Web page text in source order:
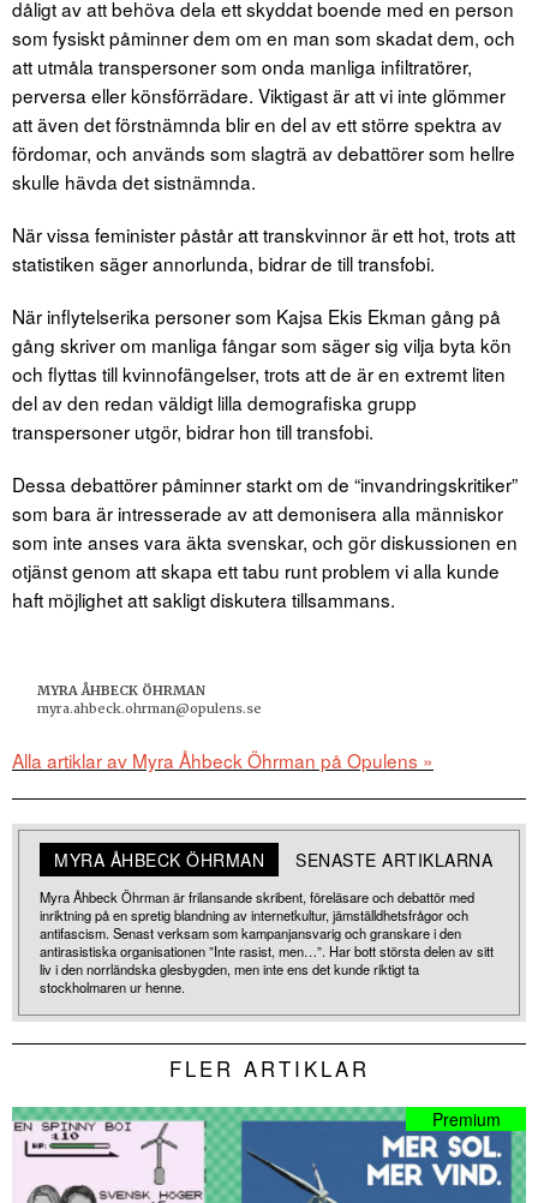
dåligt av att behöva dela ett skyddat boende med en person
som fysiskt påminner dem om en man som skadat dem, och
att utmåla transpersoner som onda manliga infiltratörer,
perversa eller könsförrädare. Viktigast är att vi inte glömmer
att även det förstnämnda blir en del av ett större spektra av
fördomar, och används som slagträ av debattörer som hellre
skulle hävda det sistnämnda.
När vissa feminister påstår att transkvinnor är ett hot, trots att
statistiken säger annorlunda, bidrar de till transfobi.
När inflytelserika personer som Kajsa Ekis Ekman gång på
gång skriver om manliga fångar som säger sig vilja byta kön
och flyttas till kvinnofängelser, trots att de är en extremt liten
del av den redan väldigt lilla demografiska grupp
transpersoner utgör, bidrar hon till transfobi.
Dessa debattörer påminner starkt om de “invandringskritiker”
som bara är intresserade av att demonisera alla människor
som inte anses vara äkta svenskar, och gör diskussionen en
otjänst genom att skapa ett tabu runt problem vi alla kunde
haft möjlighet att sakligt diskutera tillsammans.
MYRA ÅHBECK ÖHRMAN
myra.ahbeck.ohrman@opulens.se
Alla artiklar av Myra Åhbeck Öhrman på Opulens »
MYRA ÅHBECK ÖHRMAN SENASTE ARTIKLARNA
Myra Åhbeck Öhrman är frilansande skribent, föreläsare och debattör med
inriktning på en spretig blandning av internetkultur, jämställdhetsfrågor och
antifascism. Senast verksam som kampanjansvarig och granskare i den
antirasistiska organisationen ”Inte rasist, men…”. Har bott största delen av sitt
liv i den norrländska glesbygden, men inte ens det kunde riktigt ta
stockholmaren ur henne.
FLER ARTIKLAR